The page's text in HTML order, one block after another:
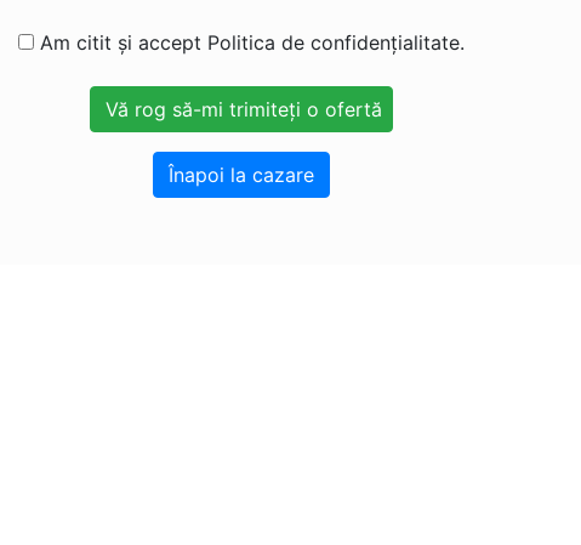
Am citit și accept Politica de confidențialitate.
Înapoi la cazare